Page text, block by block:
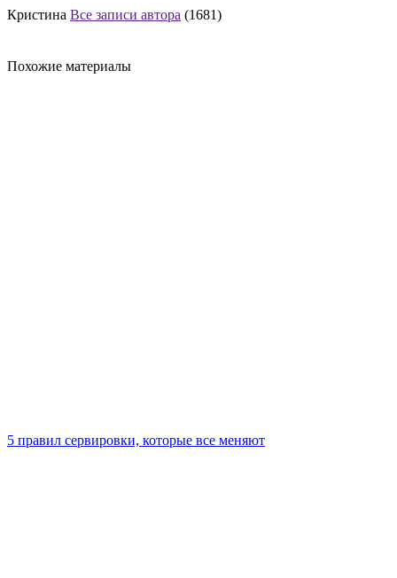
Кристина Все записи автора (1681)
Похожие материалы
5 правил сервировки, которые все меняют